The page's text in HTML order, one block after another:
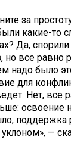
за
какие-то
Да,
но все равно
надо было
для
Нет, все
освоение
—